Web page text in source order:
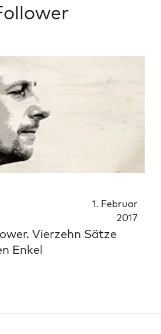
1. Februar
2017
Vierzehn Sätze
Enkel